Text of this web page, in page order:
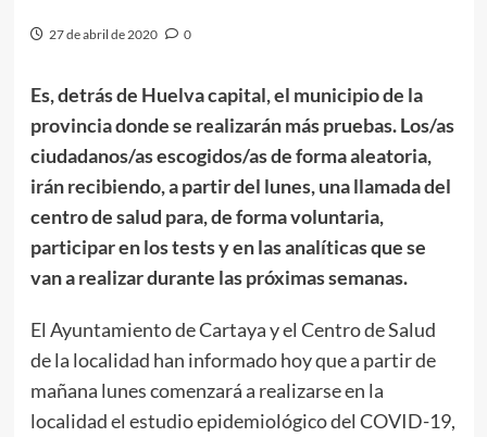
27 de abril de 2020 0
Es, detrás de Huelva capital, el municipio de la
provincia donde se realizarán más pruebas. Los/as
ciudadanos/as escogidos/as de forma aleatoria,
irán recibiendo, a partir del lunes, una llamada del
centro de salud para, de forma voluntaria,
participar en los tests y en las analíticas que se
van a realizar durante las próximas semanas.
El Ayuntamiento de Cartaya y el Centro de Salud
de la localidad han informado hoy que a partir de
mañana lunes comenzará a realizarse en la
localidad el estudio epidemiológico del COVID-19,